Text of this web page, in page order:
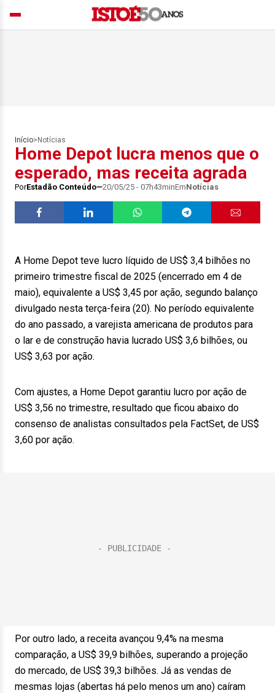
Início> Notícias
Home Depot lucra menos que o
esperado, mas receita agrada
PorEstadão Conteúdo 20/05/25 - 07h43minEmNotícias
A Home Depot teve lucro líquido de US$ 3,4 bilhões no
primeiro trimestre fiscal de 2025 (encerrado em 4 de
maio), equivalente a US$ 3,45 por ação, segundo balanço
divulgado nesta terça-feira (20). No período equivalente
do ano passado, a varejista americana de produtos para
o lar e de construção havia lucrado US$ 3,6 bilhões, ou
US$ 3,63 por ação.
Com ajustes, a Home Depot garantiu lucro por ação de
US$ 3,56 no trimestre, resultado que ficou abaixo do
consenso de analistas consultados pela FactSet, de US$
3,60 por ação.
Por outro lado, a receita avançou 9,4% na mesma
comparação, a US$ 39,9 bilhões, superando a projeção
do mercado, de US$ 39,3 bilhões. Já as vendas de
mesmas lojas (abertas há pelo menos um ano) caíram